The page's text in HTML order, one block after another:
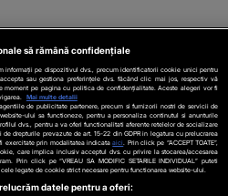
să rămână confidențiale
informații pe dispozitivul dvs., precum identificatorii cookie unici pentru
sau gestiona preferințele dvs. făcând clic mai jos, respectiv vă
pe pagina cu politica de confidențialitate. Aceste alegeri vor fi
Mai multe detalii
de publicitate partenere, precum si furnizorii nostri de servicii de
ului sa functioneze, pentru a personaliza continutul si anunturile
dvs., pentru a va oferi functionalitati aferente retelelor de socializare
drepturile prevazute de art. 15-22 din GDPR in legatura cu prelucrarea
exercitate prin modalitatea indicataaici
. Prin click pe “ACCEPT TOATE”,
care implica inclusiv acceptul dvs. cu privire la stocarea/accesarea
Prin click pe “VREAU SA MODIFIC SETARILE INDIVIDUAL” puteti
legate de cookie strict necesare pentru functionarea website-ului.
datele pentru a oferi: